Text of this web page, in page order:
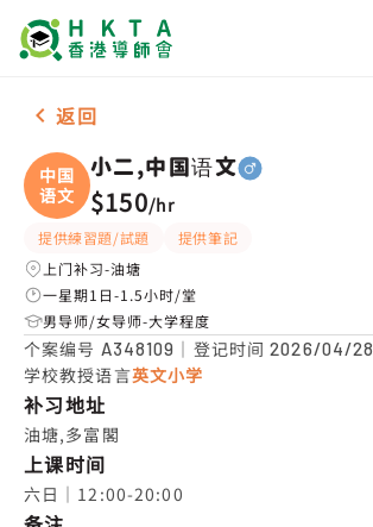
男-1名 小二,中国语文，油塘 补习推介
返回
中国
语文
小二,中国语文
$150/hr
提供練習題/試題
提供筆記
上门补习-油塘
一星期1日-1.5小时/堂
男导师/女导师-大学程度
个案编号 A348109 ｜登记时间2026/04/28
学校教授语言英文小学
补习地址
油塘,多富閣
上课时间
六日｜12:00-20:00